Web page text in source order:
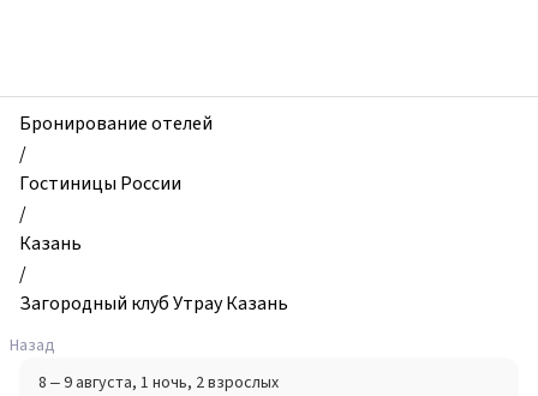
для
отдыха,
Загородный
клуб
Утрау
Казань,
Казань,
Россия
Бронирование отелей
/
Гостиницы России
/
Казань
/
Загородный клуб Утрау Казань
Назад
8 – 9 августа, 1 ночь, 2 взрослых